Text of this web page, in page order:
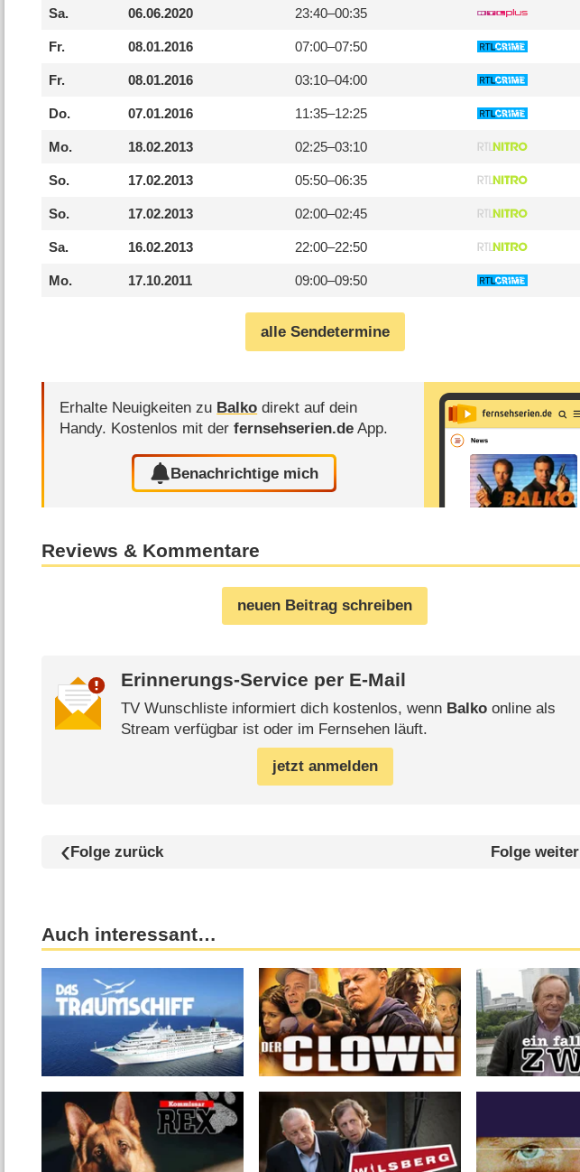
Sa. 06.06.2020 23:40–00:35
Fr. 08.01.2016 07:00–07:50
Fr. 08.01.2016 03:10–04:00
Do. 07.01.2016 11:35–12:25
Mo. 18.02.2013 02:25–03:10
So. 17.02.2013 05:50–06:35
So. 17.02.2013 02:00–02:45
Sa. 16.02.2013 22:00–22:50
Mo. 17.10.2011 09:00–09:50
alle Sendetermine
Erhalte Neuigkeiten zu Balko direkt auf dein
Handy. Kostenlos mit derfernsehserien.de App.
Benachrichtige mich
Reviews & Kommentare
neuen Beitrag schreiben
Erinnerungs-Service per E-Mail
TV Wunschliste informiert dich kostenlos, wenn Balkoonline als
Stream verfügbar ist oder im Fernsehen läuft.
jetzt anmelden
Folge zurück Folge weiter
Auch interessant…